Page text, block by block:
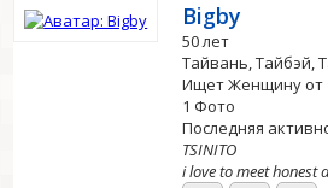
Bigby
50 лет
Тайвань, Тайбэй,
Ищет Женщину от
1 Фото
Последняя
TSINITO
i love to meet honest